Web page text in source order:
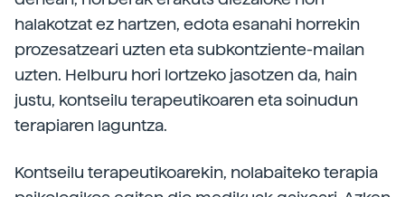
halakotzat ez hartzen, edota esanahi horrekin
prozesatzeari uzten eta subkontziente-mailan
uzten. Helburu hori lortzeko jasotzen da, hain
justu, kontseilu terapeutikoaren eta soinudun
terapiaren laguntza.
Kontseilu terapeutikoarekin, nolabaiteko terapia